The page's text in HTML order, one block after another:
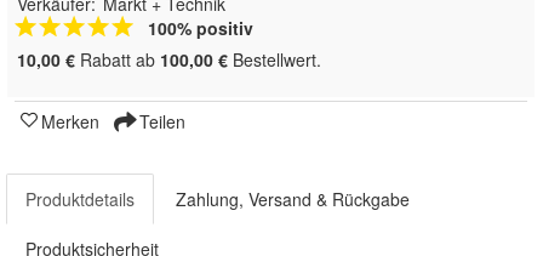
100% positiv
10,00 € Rabatt ab 100,00 € Bestellwert.
Merken Teilen
Produktdetails Zahlung, Versand & Rückgabe
Produktsicherheit